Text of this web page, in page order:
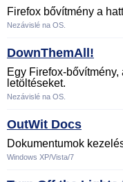
Firefox bővítmény a
Nezávislé na OS.
DownThemAll!
Egy Firefox-
letöltéseket.
Nezávislé na OS.
OutWit Docs
Dokumentumok
Windows XP/Vista/7